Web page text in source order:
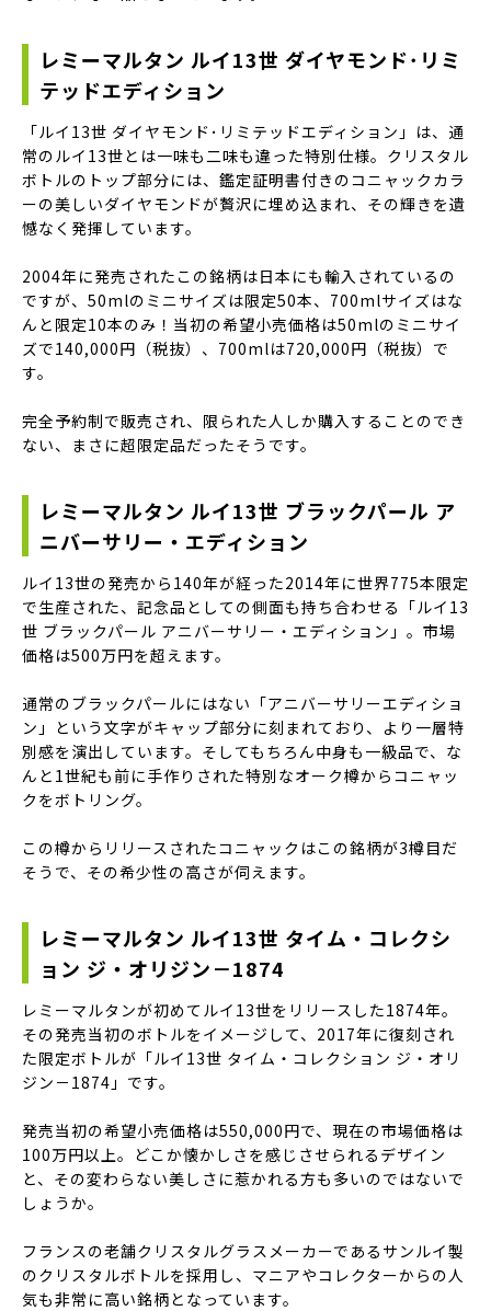
レミーマルタン ルイ13世 ダイヤモンド･リミ
テッドエディション
「ルイ13世 ダイヤモンド･リミテッドエディション」は、通
常のルイ13世とは一味も二味も違った特別仕様。クリスタル
ボトルのトップ部分には、鑑定証明書付きのコニャックカラ
ーの美しいダイヤモンドが贅沢に埋め込まれ、その輝きを遺
憾なく発揮しています。
2004年に発売されたこの銘柄は日本にも輸入されているの
ですが、50mlのミニサイズは限定50本、700mlサイズはな
んと限定10本のみ！当初の希望小売価格は50mlのミニサイ
ズで140,000円（税抜）、700mlは720,000円（税抜）で
す。
完全予約制で販売され、限られた人しか購入することのでき
ない、まさに超限定品だったそうです。
レミーマルタン ルイ13世 ブラックパール ア
ニバーサリー・エディション
ルイ13世の発売から140年が経った2014年に世界775本限定
で生産された、記念品としての側面も持ち合わせる「ルイ13
世 ブラックパール アニバーサリー・エディション」。市場
価格は500万円を超えます。
通常のブラックパールにはない「アニバーサリーエディショ
ン」という文字がキャップ部分に刻まれており、より一層特
別感を演出しています。そしてもちろん中身も一級品で、な
んと1世紀も前に手作りされた特別なオーク樽からコニャッ
クをボトリング。
この樽からリリースされたコニャックはこの銘柄が3樽目だ
そうで、その希少性の高さが伺えます。
レミーマルタン ルイ13世 タイム・コレクシ
ョン ジ・オリジン－1874
レミーマルタンが初めてルイ13世をリリースした1874年。
その発売当初のボトルをイメージして、2017年に復刻され
た限定ボトルが「ルイ13世 タイム・コレクション ジ・オリ
ジン－1874」です。
発売当初の希望小売価格は550,000円で、現在の市場価格は
100万円以上。どこか懐かしさを感じさせられるデザイン
と、その変わらない美しさに惹かれる方も多いのではないで
しょうか。
フランスの老舗クリスタルグラスメーカーであるサンルイ製
のクリスタルボトルを採用し、マニアやコレクターからの人
気も非常に高い銘柄となっています。